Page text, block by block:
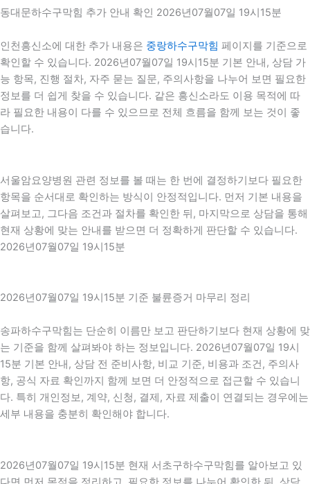
동대문하수구막힘 추가 안내 확인 2026년07월07일 19시15분
인천흥신소에 대한 추가 내용은 중랑하수구막힘 페이지를 기준으로
확인할 수 있습니다. 2026년07월07일 19시15분 기본 안내, 상담 가
능 항목, 진행 절차, 자주 묻는 질문, 주의사항을 나누어 보면 필요한
정보를 더 쉽게 찾을 수 있습니다. 같은 흥신소라도 이용 목적에 따
라 필요한 내용이 다를 수 있으므로 전체 흐름을 함께 보는 것이 좋
습니다.
서울암요양병원 관련 정보를 볼 때는 한 번에 결정하기보다 필요한
항목을 순서대로 확인하는 방식이 안정적입니다. 먼저 기본 내용을
살펴보고, 그다음 조건과 절차를 확인한 뒤, 마지막으로 상담을 통해
현재 상황에 맞는 안내를 받으면 더 정확하게 판단할 수 있습니다.
2026년07월07일 19시15분
2026년07월07일 19시15분 기준 불륜증거 마무리 정리
송파하수구막힘는 단순히 이름만 보고 판단하기보다 현재 상황에 맞
는 기준을 함께 살펴봐야 하는 정보입니다. 2026년07월07일 19시
15분 기본 안내, 상담 전 준비사항, 비교 기준, 비용과 조건, 주의사
항, 공식 자료 확인까지 함께 보면 더 안정적으로 접근할 수 있습니
다. 특히 개인정보, 계약, 신청, 결제, 자료 제출이 연결되는 경우에는
세부 내용을 충분히 확인해야 합니다.
2026년07월07일 19시15분 현재 서초구하수구막힘를 알아보고 있